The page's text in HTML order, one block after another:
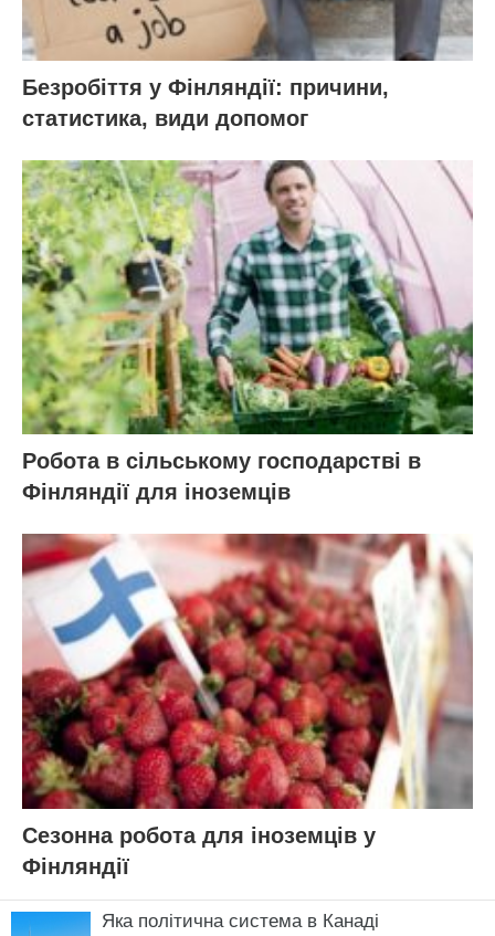
Безробіття у Фінляндії: причини,
статистика, види допомог
Робота в сільському господарстві в
Фінляндії для іноземців
Сезонна робота для іноземців у
Фінляндії
Яка політична система в Канаді